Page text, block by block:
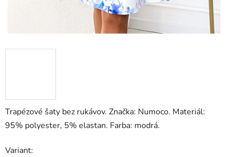
Trapézové šaty bez rukávov. Značka: Numoco. Materiál:
95% polyester, 5% elastan. Farba: modrá.
Variant: